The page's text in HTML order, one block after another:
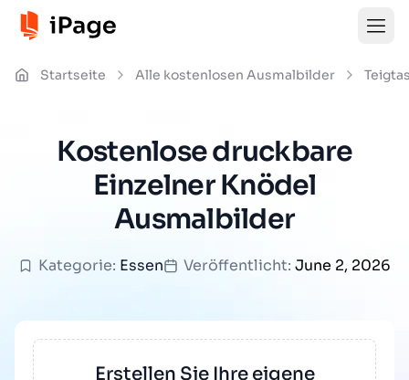
Startseite Alle kostenlosen Ausmalbilder
Kostenlose druckbare
Einzelner Knödel
Ausmalbilder
Kategorie: Essen Veröffentlicht: June 2, 2026
Erstellen Sie Ihre eigene